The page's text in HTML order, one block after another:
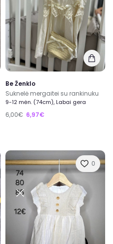
Be Ženklo
Suknelė mergaitei su rankinuku
9-12 mėn. (74cm), Labai gera
6,00€ 6,97€
0